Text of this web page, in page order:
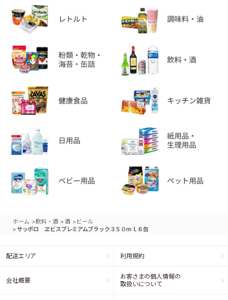
ホーム >飲料・酒 > 酒 > ビール
> サッポロ ヱビスプレミアムブラック３５０ｍｌ６缶
配送エリア 利用規約
会社概要
お客さまの個人情報の
取扱いについて